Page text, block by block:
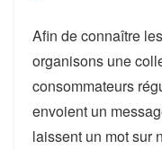
Afin de connaître
organisons une
consommateurs
envoient un
laissent un mot sur